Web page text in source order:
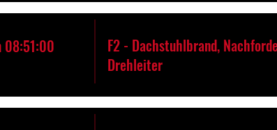
08:51:00
F2 - Dachstuhlbrand,
Drehleiter